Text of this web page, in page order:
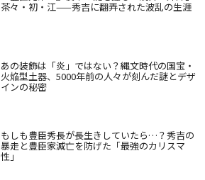
茶々・初・江——秀吉に翻弄された波乱の生涯
あの装飾は「炎」ではない？縄文時代の国宝・
火焔型土器、5000年前の人々が刻んだ謎とデザ
インの秘密
もしも豊臣秀長が長生きしていたら…？秀吉の
暴走と豊臣家滅亡を防げた「最強のカリスマ
性」